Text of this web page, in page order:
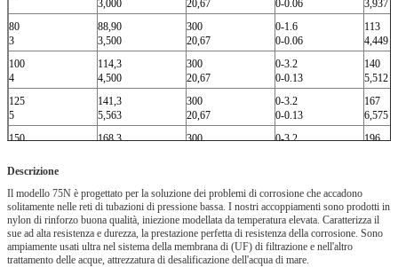
3,000
20,67
0-0.06
3,937
80
3
88,90
3,500
300
20,67
0-1.6
0-0.06
113
4,449
100
4
114,3
4,500
300
20,67
0-3.2
0-0.13
140
5,512
125
5
141,3
5,563
300
20,67
0-3.2
0-0.13
167
6,575
150
168,3
300
0-3.2
196
Descrizione
Il modello 75N è progettato per la soluzione dei problemi di corrosione che accadono
solitamente nelle reti di tubazioni di pressione bassa. I nostri accoppiamenti sono prodotti in
nylon di rinforzo buona qualità, iniezione modellata da temperatura elevata. Caratterizza il
sue ad alta resistenza e durezza, la prestazione perfetta di resistenza della corrosione. Sono
ampiamente usati ultra nel sistema della membrana di (UF) di filtrazione e nell'altro
trattamento delle acque, attrezzatura di desalificazione dell'acqua di mare.